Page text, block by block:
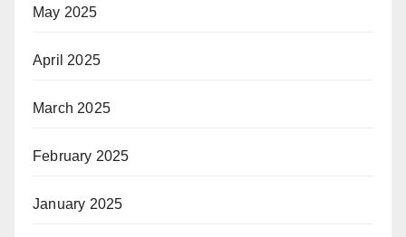
May 2025
April 2025
March 2025
February 2025
January 2025